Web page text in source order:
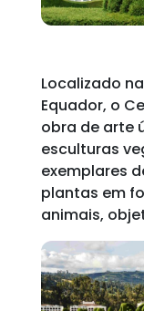
Localizado
Equador, o
obra de arte
esculturas
exemplares
plantas em
animais,